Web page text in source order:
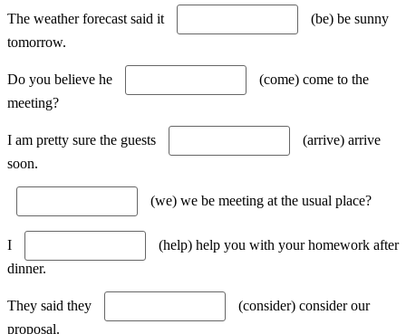
The weather forecast said it
(be) be sunny
tomorrow.
Do you believe he
(come) come to the
meeting?
I am pretty sure the guests
(arrive) arrive
soon.
(we) we be meeting at the usual place?
I
(help) help you with your homework after
dinner.
They said they
(consider) consider our
proposal.